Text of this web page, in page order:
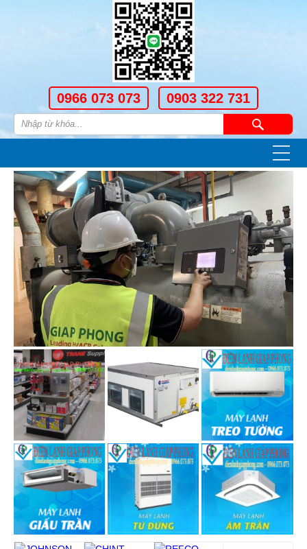
0966 073 073 0903 322 731
—
—
—